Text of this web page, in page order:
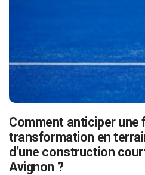
Comment anticiper une
transformation en
d’une construction
Avignon ?